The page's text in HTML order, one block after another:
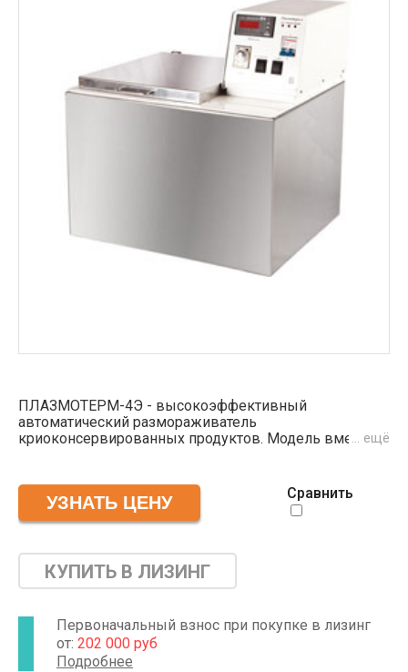
ПЛАЗМОТЕРМ-4Э - высокоэффективный
автоматический размораживатель
криоконсервированных продуктов. Модель вмещает
объём ванны составляет 100 литров, позволяя
размораживать компоненты цельной крови в
разных ёмкостях. Контроль температуры
обеспечивая минимальный уровень отклонений от
заданных параметров.
… ещё
Сравнить
КУПИТЬ В ЛИЗИНГ
Первоначальный взнос при покупке в лизинг
от: 202 000 руб
Подробнее